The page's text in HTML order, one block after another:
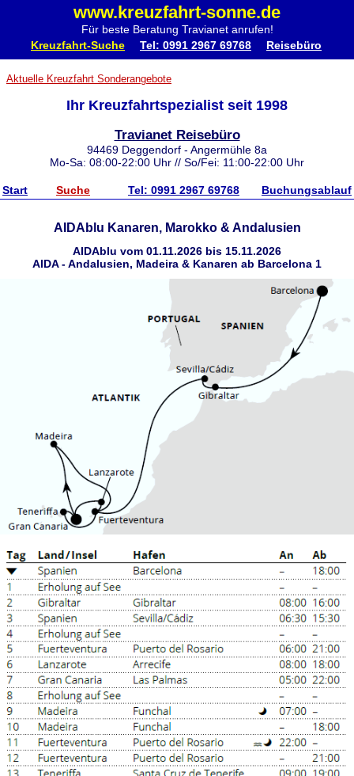
www.kreuzfahrt-sonne.de
Für beste Beratung Travianet anrufen!
Kreuzfahrt-Suche Tel: 0991 2967 69768 Reisebüro
Aktuelle Kreuzfahrt Sonderangebote
Ihr Kreuzfahrtspezialist seit 1998
Travianet Reisebüro
94469 Deggendorf - Angermühle 8a
Mo-Sa: 08:00-22:00 Uhr // So/Fei: 11:00-22:00 Uhr
Start Suche Tel: 0991 2967 69768 Buchungsablauf
AIDAblu Kanaren, Marokko & Andalusien
AIDAblu vom 01.11.2026 bis 15.11.2026
AIDA - Andalusien, Madeira & Kanaren ab Barcelona 1